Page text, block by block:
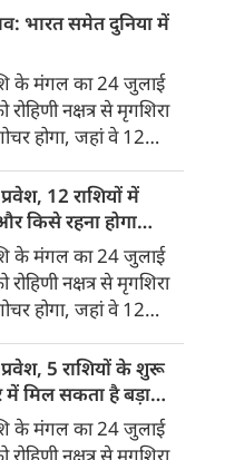
ऐसा सार्वभौमिक सत्य
थे, जिस पर कोई भी
न लगा सके। इसी विचार ने
(Rationalism) की नींव
देकार्त के इस अद्भुत
चिंतन के 4 प्रमुख स्तंभों को
समझते हैं।
भारत समेत दुनिया में
के मंगल का 24 जुलाई
नक्षत्र से मृगशिरा
होगा, जहां वे 12
हलचल भरा मोड़ आ चुका
अपनी ही प्रिय राशि मिथुन
चलने लगे हैं। अब जब
का कारक ग्रह सीधी
तो जाहिर है आपकी
और फैसलों की रफ्तार
12 राशियों में
किसे रहना होगा
के मंगल का 24 जुलाई
नक्षत्र से मृगशिरा
होगा, जहां वे 12
के चलते मेष से लेकर मीन
के लिए शुभ और
है अशुभ। ज्योतिष शास्त्र
ऊर्जा, साहस, पराक्रम
5 राशियों के शुरू
में मिल सकता है बड़ा
के मंगल का 24 जुलाई